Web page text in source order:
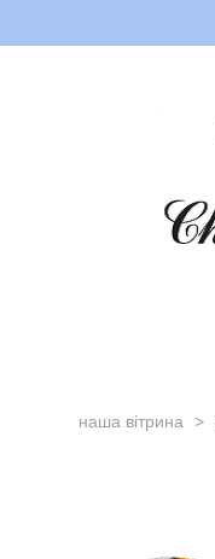
наша вітрина >